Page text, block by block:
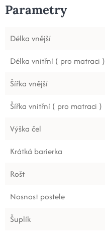
Parametry
Délka vnější
Délka vnitřní ( pro matraci )
Šířka vnější
Šířka vnitřní ( pro matraci )
Výška čel
Krátká barierka
Rošt
Nosnost postele
Šuplík